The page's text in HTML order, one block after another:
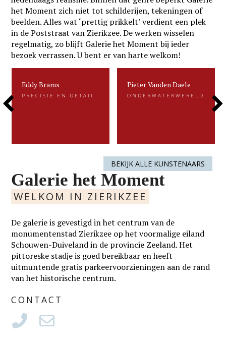
het Moment zich niet tot schilderijen, tekeningen of
beelden. Alles wat ‘prettig prikkelt’ verdient een plek
in de Poststraat van Zierikzee. De werken wisselen
regelmatig, zo blijft Galerie het Moment bij ieder
bezoek verrassen. U bent er van harte welkom!
Eddy Brams
PRECISIE EN DETAIL
Pieter Vanden Daele
ONDERWATERWERELD
Pieter Vanden Daele
Next
BEKIJK ALLE KUNSTENAARS
Galerie het Moment
WELKOM IN ZIERIKZEE
De galerie is gevestigd in het centrum van de
monumentenstad Zierikzee op het voormalige eiland
Schouwen-Duiveland in de provincie Zeeland. Het
pittoreske stadje is goed bereikbaar en heeft
uitmuntende gratis parkeervoorzieningen aan de rand
van het historische centrum.
CONTACT